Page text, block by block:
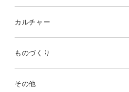
カルチャー
ものづくり
その他